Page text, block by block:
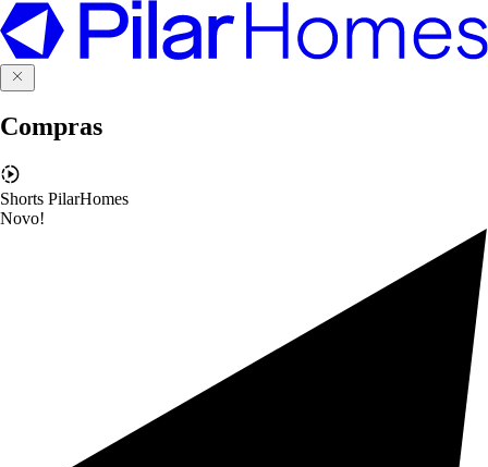
Compras
Shorts PilarHomes
Novo!